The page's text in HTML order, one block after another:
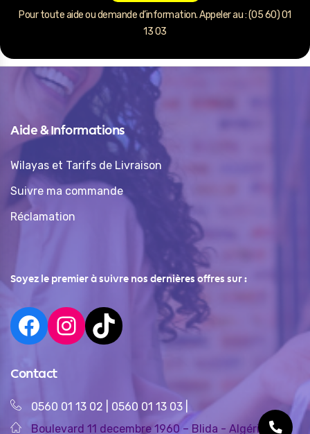
Pour toute aide ou demande d’information. Appeler au : (05 60) 01
13 03
Aide & Informations
Wilayas et Tarifs de Livraison
Suivre ma commande
Réclamation
Soyez le premier à suivre nos dernières offres sur :
Contact
0560 01 13 02 0560 01 13 03
Boulevard 11 decembre 1960 – Blida - Algérie